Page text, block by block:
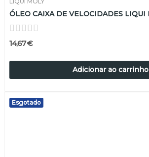
14,67 €
Adicionar ao carrinho
Esgotado